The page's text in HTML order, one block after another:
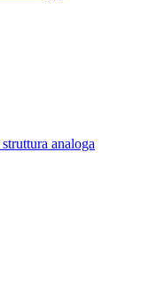
analoga